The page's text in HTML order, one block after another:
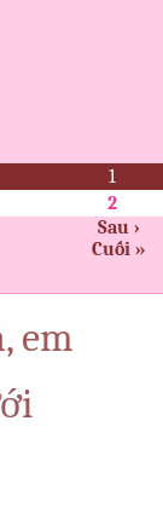
1
2
Sau ›
Cuối »
em